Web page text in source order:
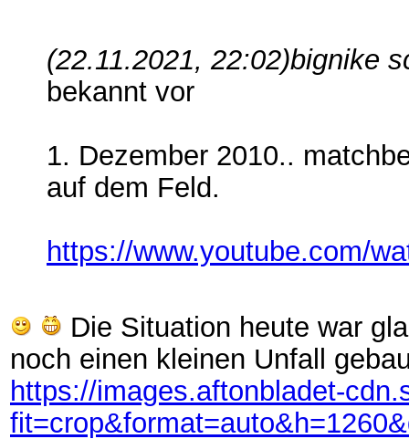
(22.11.2021, 22:02)bignike
bekannt vor
1. Dezember 2010..
auf dem Feld.
https://www.youtube.com/
Die Situation heute war
noch einen kleinen Unfall
https://images.aftonbladet-